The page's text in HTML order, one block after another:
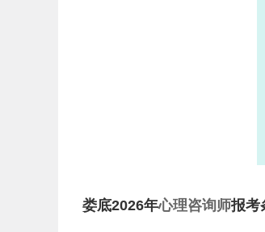
娄底2026年心理咨询师报考